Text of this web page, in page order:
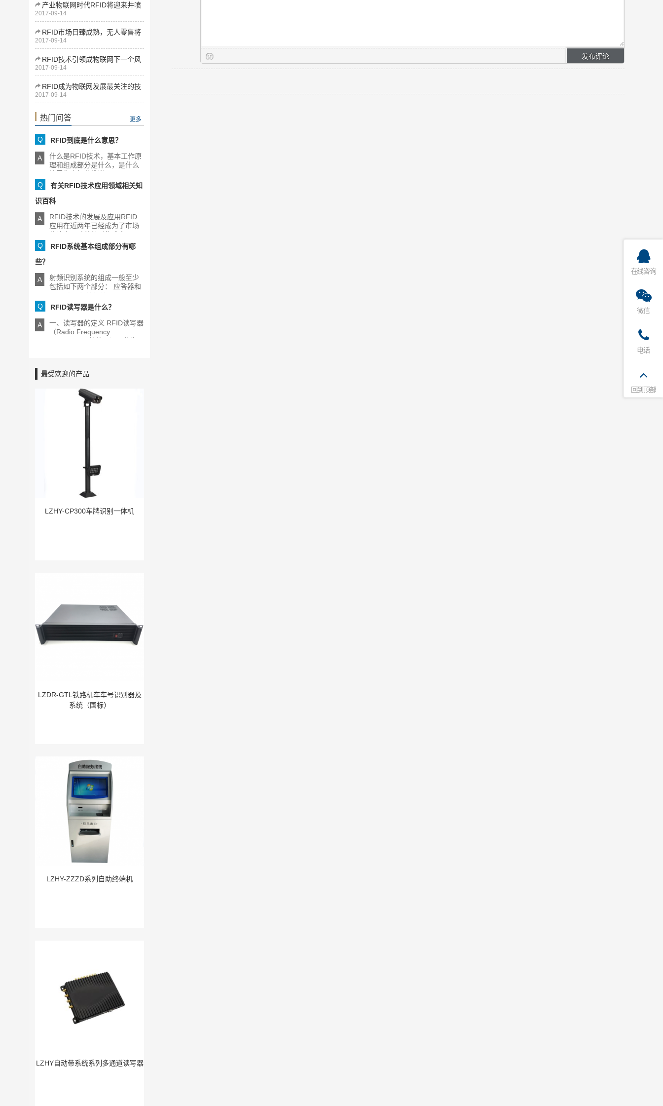
产业物联网时代RFID将迎来井喷
式发展
2017-09-14
RFID市场日臻成熟，无人零售将
为下一增长点
2017-09-14
RFID技术引领成物联网下一个风
口
2017-09-14
RFID成为物联网发展最关注的技
术
2017-09-14
热门问答 更多
Q RFID到底是什么意思？
A
什么是RFID技术，基本工作原
理和组成部分是什么，是什么
Q
有关RFID技术应用领域相关知
识百科
A
RFID技术的发展及应用RFID
应用在近两年已经成为了市场
Q
RFID系统基本组成部分有哪
些？
A
射频识别系统的组成一般至少
包括如下两个部分： 应答器和
Q
RFID读写器是什么？
A
一、读写器的定义 RFID读写器
（Radio Frequency
最受欢迎的产品
LZHY-CP300车牌识别一体机
LZDR-GTL铁路机车车号识别器及
系统（国标）
LZHY-ZZZD系列自助终端机
LZHY自动带系统系列多通道读写器
在线咨询
微信
电话
回到顶部